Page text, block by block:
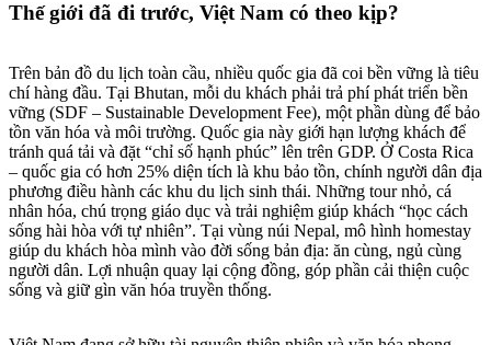
Thế giới đã đi trước, Việt Nam có theo kịp?
Trên bản đồ du lịch toàn cầu, nhiều quốc gia đã coi bền vững là tiêu
chí hàng đầu. Tại Bhutan, mỗi du khách phải trả phí phát triển bền
vững (SDF – Sustainable Development Fee), một phần dùng để bảo
tồn văn hóa và môi trường. Quốc gia này giới hạn lượng khách để
tránh quá tải và đặt “chỉ số hạnh phúc” lên trên GDP. Ở Costa Rica
– quốc gia có hơn 25% diện tích là khu bảo tồn, chính người dân địa
phương điều hành các khu du lịch sinh thái. Những tour nhỏ, cá
nhân hóa, chú trọng giáo dục và trải nghiệm giúp khách “học cách
sống hài hòa với tự nhiên”. Tại vùng núi Nepal, mô hình homestay
giúp du khách hòa mình vào đời sống bản địa: ăn cùng, ngủ cùng
người dân. Lợi nhuận quay lại cộng đồng, góp phần cải thiện cuộc
sống và giữ gìn văn hóa truyền thống.